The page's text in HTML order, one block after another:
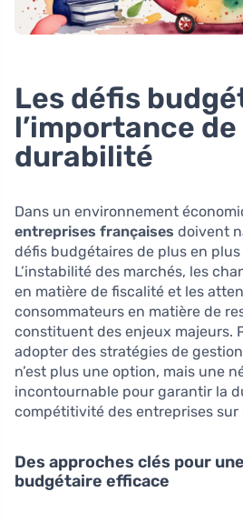
Les défis
l’importance de
durabilité
Dans un environnement
entreprises françaises doivent
défis budgétaires de plus en plus
L’instabilité des marchés, les
en matière de fiscalité et les
consommateurs en matière de
constituent des enjeux majeurs.
adopter des stratégies de
n’est plus une option, mais une
incontournable pour garantir la
compétitivité des entreprises sur
Des approches clés pour
budgétaire efficace